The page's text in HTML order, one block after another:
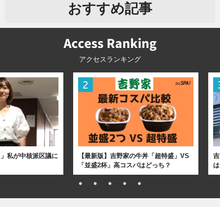
おすすめ記事
アクセスランキング
私が中核派区議に
【最新版】吉野家の牛丼「超特盛」VS
「並盛2杯」高コスパはどっち？